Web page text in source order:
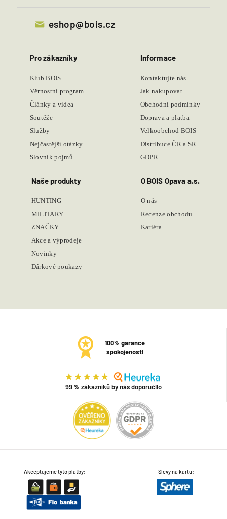
eshop@bois.cz
Pro zákazníky
Klub BOIS
Věrnostní program
Články a videa
Soutěže
Služby
Nejčastější otázky
Slovník pojmů
Informace
Kontaktujte nás
Jak nakupovat
Obchodní podmínky
Doprava a platba
Velkoobchod BOIS
Distribuce ČR a SR
GDPR
Naše produkty
HUNTING
MILITARY
ZNAČKY
Akce a výprodeje
Novinky
Dárkové poukazy
O BOIS Opava a.s.
O nás
Recenze obchodu
Kariéra
100% garance
spokojenosti
99 % zákazníků by nás doporučilo
Akceptujeme tyto platby: Slevy na kartu: